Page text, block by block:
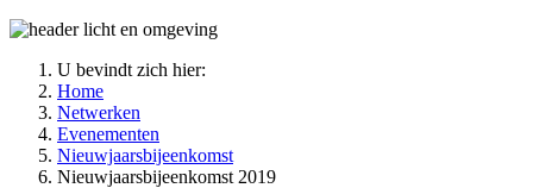
U bevindt zich hier:
Home
Netwerken
Evenementen
Nieuwjaarsbijeenkomst
Nieuwjaarsbijeenkomst 2019